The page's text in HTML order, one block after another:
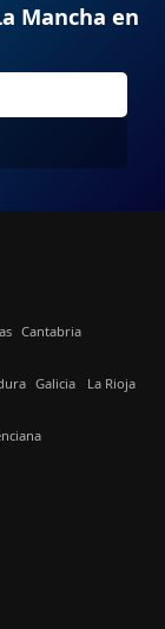
Mancha en
Cantabria
Galicia La Rioja